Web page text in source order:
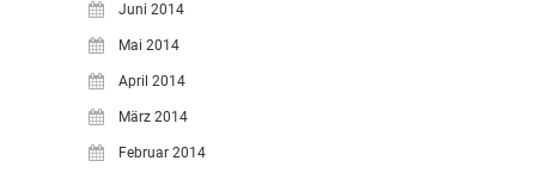
Juni 2014
Mai 2014
April 2014
März 2014
Februar 2014